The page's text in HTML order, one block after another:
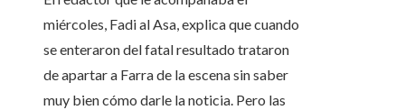
miércoles, Fadi al Asa, explica que cuando
se enteraron del fatal resultado trataron
de apartar a Farra de la escena sin saber
muy bien cómo darle la noticia. Pero las